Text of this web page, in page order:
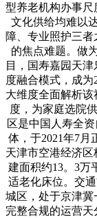
型养老机构办事尺
文化供给均难以
障、专业照护三
的焦点难题。做
目，国寿嘉园天
度融合模式，成
大维度全面解析
度，为家庭选院
区是中国人寿全
体，于2021年7月
天津市空港经济区
建面积约13。3万
适老化床位。交
城区，处于京津
完整合规的运营